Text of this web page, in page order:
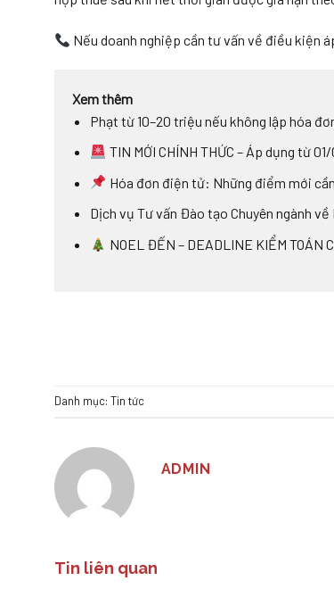
Nếu doanh nghiệp cần tư vấn về điều kiện
Xem thêm
Phạt từ 10–20 triệu nếu không lập hóa
TIN MỚI CHÍNH THỨC – Áp dụng từ
Hóa đơn điện tử: Những điểm mới
Dịch vụ Tư vấn Đào tạo Chuyên ngành
NOEL ĐẾN – DEADLINE KIỂM TOÁN
Danh mục: Tin tức
ADMIN
Tin liên quan